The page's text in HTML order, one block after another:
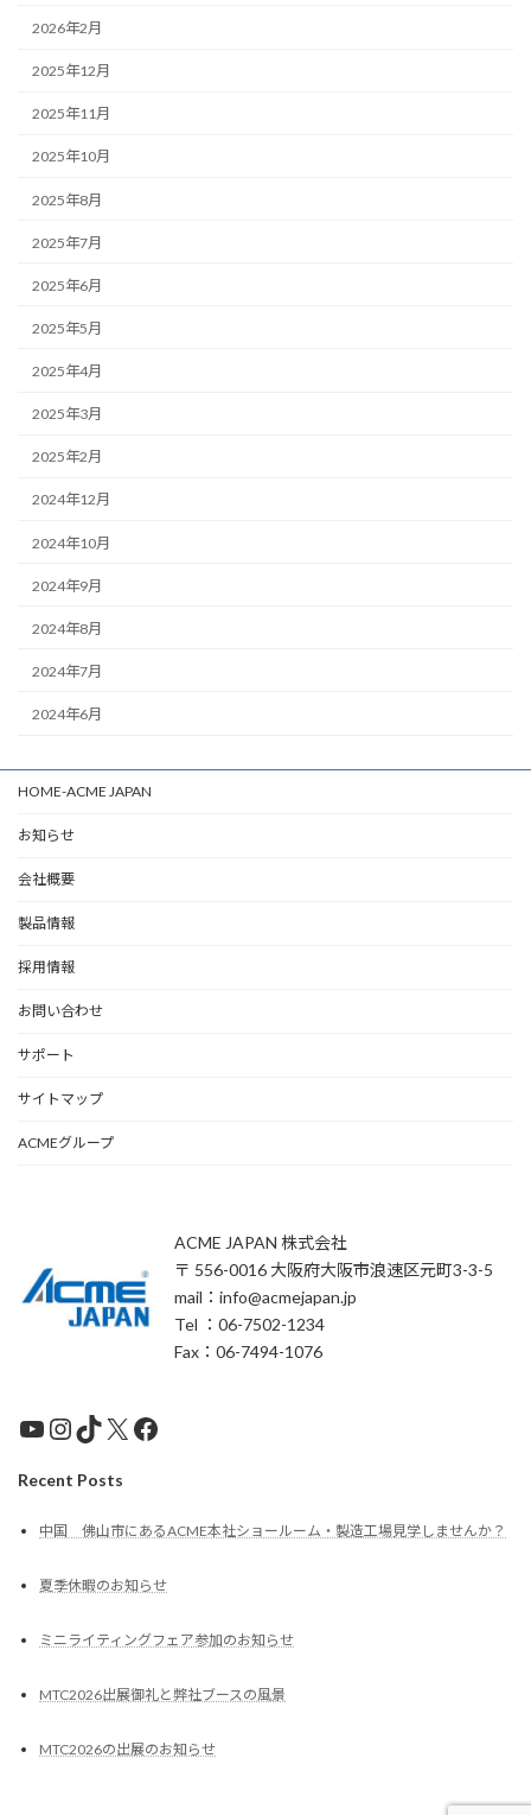
2026年2月
2025年12月
2025年11月
2025年10月
2025年8月
2025年7月
2025年6月
2025年5月
2025年4月
2025年3月
2025年2月
2024年12月
2024年10月
2024年9月
2024年8月
2024年7月
2024年6月
HOME-ACME JAPAN
お知らせ
会社概要
製品情報
採用情報
お問い合わせ
サポート
サイトマップ
ACMEグループ
ACME JAPAN 株式会社
〒 556-0016 大阪府大阪市浪速区元町3-3-5
mail：info@acmejapan.jp
Tel ：06-7502-1234
Fax：06-7494-1076
YouTube
Instagram
TikTok
X Facebook
Recent Posts
中国 佛山市にあるACME本社ショールーム・製造工場見学しませんか？
夏季休暇のお知らせ
ミニライティングフェア参加のお知らせ
MTC2026出展御礼と弊社ブースの風景
MTC2026の出展のお知らせ